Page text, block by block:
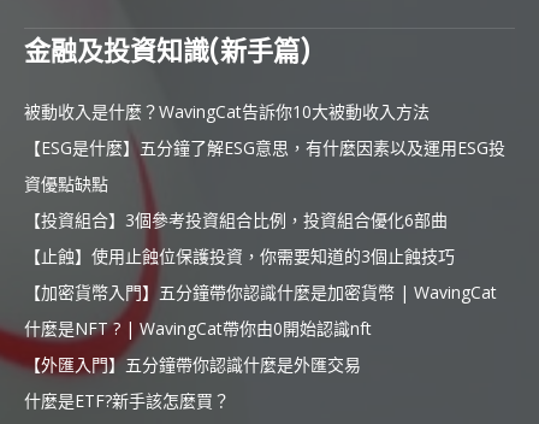
金融及投資知識(新手篇)
被動收入是什麼？WavingCat告訴你10大被動收入方法
【ESG是什麼】五分鐘了解ESG意思，有什麼因素以及運用ESG投
資優點缺點
【投資組合】3個參考投資組合比例，投資組合優化6部曲
【止蝕】使用止蝕位保護投資，你需要知道的3個止蝕技巧
【加密貨幣入門】五分鐘帶你認識什麼是加密貨幣 | WavingCat
什麼是NFT ? | WavingCat帶你由0開始認識nft
【外匯入門】五分鐘帶你認識什麼是外匯交易
什麼是ETF?新手該怎麼買？